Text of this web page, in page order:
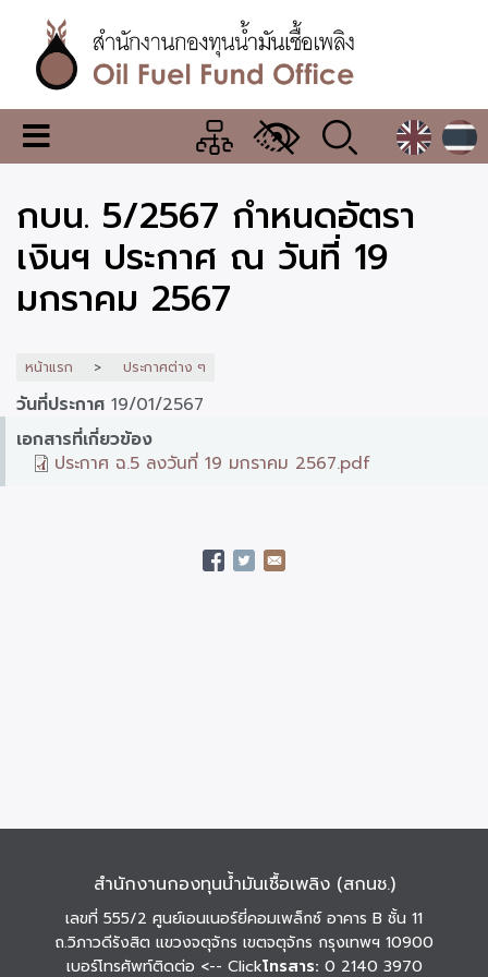
เนื้อหา
หลักสำนักงาน
กองทุน
น้ำมัน
เชื้อ
เพลิง
เมนู
เปลี่ยน
แสดง
ผล
กบน. 5/2567 กำหนดอัตรา
เงินฯ ประกาศ ณ วันที่ 19
มกราคม 2567
หน้าแรก ประกาศต่าง ๆ
วันที่ประกาศ 19/01/2567
เอกสารที่เกี่ยวข้อง
ประกาศ ฉ.5 ลงวันที่ 19 มกราคม 2567.pdf
สำนักงานกองทุนน้ำมันเชื้อเพลิง (สกนช.)
เลขที่ 555/2 ศูนย์เอนเนอร์ยี่คอมเพล็กซ์ อาคาร B ชั้น 11
ถ.วิภาวดีรังสิต แขวงจตุจักร เขตจตุจักร กรุงเทพฯ 10900
เบอร์โทรศัพท์ติดต่อ <-- Clickโทรสาร: 0 2140 3970